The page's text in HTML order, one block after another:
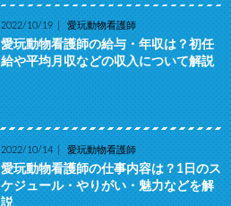
2022/10/19 愛玩動物看護師
愛玩動物看護師の給与・年収は？初任
給や平均月収などの収入について解説
2022/10/14 愛玩動物看護師
愛玩動物看護師の仕事内容は？1日のス
ケジュール・やりがい・魅力などを解
説